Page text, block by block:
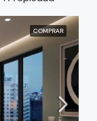
COMPRAR